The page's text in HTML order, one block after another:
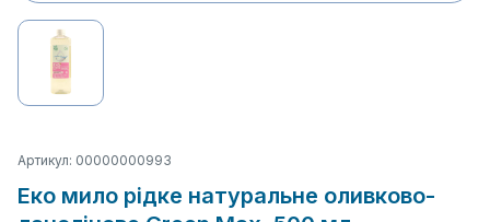
Артикул: 00000000993
Eко мило рідке натуральне оливково-